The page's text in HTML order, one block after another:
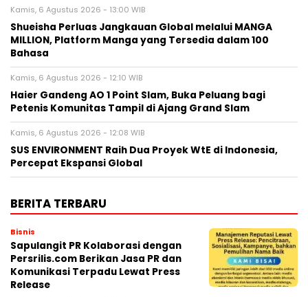
Kamis, 6 Agustus 2026 - 13:00 WIB
Shueisha Perluas Jangkauan Global melalui MANGA
MILLION, Platform Manga yang Tersedia dalam 100
Bahasa
Kamis, 6 Agustus 2026 - 12:10 WIB
Haier Gandeng AO 1 Point Slam, Buka Peluang bagi
Petenis Komunitas Tampil di Ajang Grand Slam
Kamis, 6 Agustus 2026 - 12:08 WIB
SUS ENVIRONMENT Raih Dua Proyek WtE di Indonesia,
Percepat Ekspansi Global
BERITA TERBARU
Bisnis
Sapulangit PR Kolaborasi dengan
Persrilis.com Berikan Jasa PR dan
Komunikasi Terpadu Lewat Press
Release